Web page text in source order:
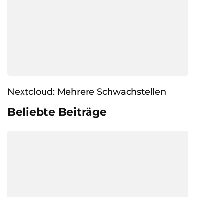
Nextcloud: Mehrere Schwachstellen
Beliebte Beiträge